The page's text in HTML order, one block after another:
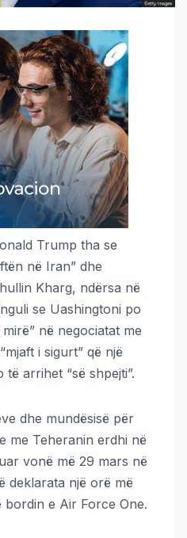
Trump tha se
në Iran” dhe
Kharg, ndërsa në
se Uashingtoni po
në negociatat me
i sigurt” që një
arrihet “së shpejti”.
dhe mundësisë për
me Teheranin erdhi në
vonë më 29 mars në
deklarata një orë më
e Air Force One.